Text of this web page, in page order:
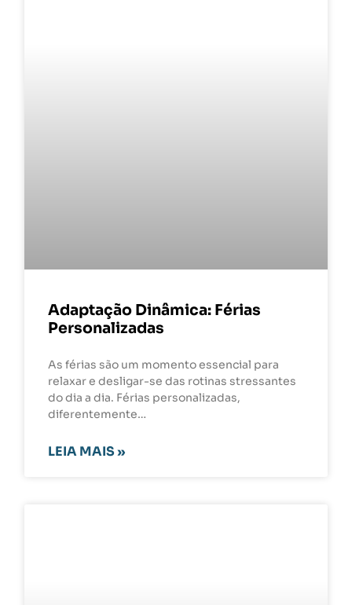
Adaptação Dinâmica: Férias
Personalizadas
As férias são um momento essencial para
relaxar e desligar-se das rotinas stressantes
do dia a dia. Férias personalizadas,
diferentemente…
LEIA MAIS »